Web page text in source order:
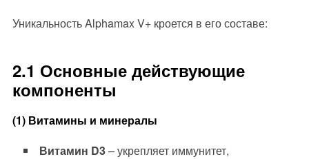
Уникальность Alphamax V+ кроется в его составе:
2.1 Основные действующие
компоненты
(1) Витамины и минералы
Витамин D3– укрепляет иммунитет,